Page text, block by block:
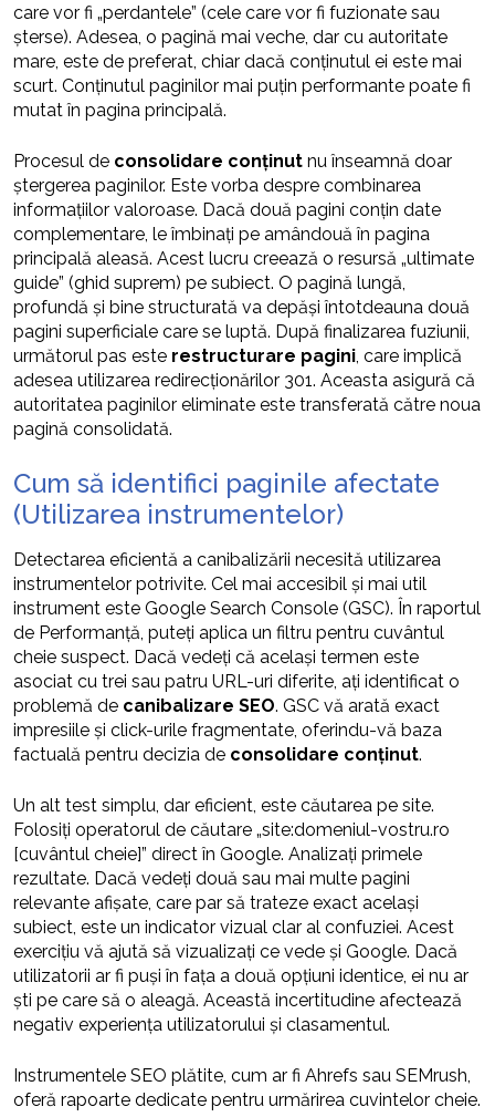
care vor fi „perdantele” (cele care vor fi fuzionate sau
șterse). Adesea, o pagină mai veche, dar cu autoritate
mare, este de preferat, chiar dacă conținutul ei este mai
scurt. Conținutul paginilor mai puțin performante poate fi
mutat în pagina principală.
Procesul de consolidare conținut nu înseamnă doar
ștergerea paginilor. Este vorba despre combinarea
informațiilor valoroase. Dacă două pagini conțin date
complementare, le îmbinați pe amândouă în pagina
principală aleasă. Acest lucru creează o resursă „ultimate
guide” (ghid suprem) pe subiect. O pagină lungă,
profundă și bine structurată va depăși întotdeauna două
pagini superficiale care se luptă. După finalizarea fuziunii,
următorul pas este restructurare pagini, care implică
adesea utilizarea redirecționărilor 301. Aceasta asigură că
autoritatea paginilor eliminate este transferată către noua
pagină consolidată.
Cum să identifici paginile afectate
(Utilizarea instrumentelor)
Detectarea eficientă a canibalizării necesită utilizarea
instrumentelor potrivite. Cel mai accesibil și mai util
instrument este Google Search Console (GSC). În raportul
de Performanță, puteți aplica un filtru pentru cuvântul
cheie suspect. Dacă vedeți că același termen este
asociat cu trei sau patru URL-uri diferite, ați identificat o
problemă de canibalizare SEO. GSC vă arată exact
impresiile și click-urile fragmentate, oferindu-vă baza
factuală pentru decizia de consolidare conținut.
Un alt test simplu, dar eficient, este căutarea pe site.
Folosiți operatorul de căutare „site:domeniul-vostru.ro
[cuvântul cheie]” direct în Google. Analizați primele
rezultate. Dacă vedeți două sau mai multe pagini
relevante afișate, care par să trateze exact același
subiect, este un indicator vizual clar al confuziei. Acest
exercițiu vă ajută să vizualizați ce vede și Google. Dacă
utilizatorii ar fi puși în fața a două opțiuni identice, ei nu ar
ști pe care să o aleagă. Această incertitudine afectează
negativ experiența utilizatorului și clasamentul.
Instrumentele SEO plătite, cum ar fi Ahrefs sau SEMrush,
oferă rapoarte dedicate pentru urmărirea cuvintelor cheie.